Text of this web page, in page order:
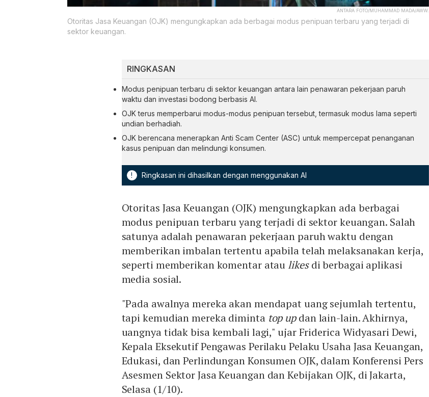
ANTARA FOTO/MUHAMMAD MADA/AWW.
Otoritas Jasa Keuangan (OJK) mengungkapkan ada berbagai modus penipuan terbaru yang terjadi di
sektor keuangan.
RINGKASAN
Modus penipuan terbaru di sektor keuangan antara lain penawaran pekerjaan paruh
waktu dan investasi bodong berbasis AI.
OJK terus memperbarui modus-modus penipuan tersebut, termasuk modus lama seperti
undian berhadiah.
OJK berencana menerapkan Anti Scam Center (ASC) untuk mempercepat penanganan
kasus penipuan dan melindungi konsumen.
! Ringkasan ini dihasilkan dengan menggunakan AI
Otoritas Jasa Keuangan (OJK) mengungkapkan ada berbagai
modus penipuan terbaru yang terjadi di sektor keuangan. Salah
satunya adalah penawaran pekerjaan paruh waktu dengan
memberikan imbalan tertentu apabila telah melaksanakan kerja,
seperti memberikan komentar atau likesdi berbagai aplikasi
media sosial.
"Pada awalnya mereka akan mendapat uang sejumlah tertentu,
tapi kemudian mereka diminta top updan lain-lain. Akhirnya,
uangnya tidak bisa kembali lagi," ujar Friderica Widyasari Dewi,
Kepala Eksekutif Pengawas Perilaku Pelaku Usaha Jasa Keuangan,
Edukasi, dan Perlindungan Konsumen OJK, dalam Konferensi Pers
Asesmen Sektor Jasa Keuangan dan Kebijakan OJK, di Jakarta,
Selasa (1/10).